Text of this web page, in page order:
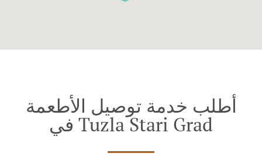
أطلب خدمة توصيل الأطعمة
في Tuzla Stari Grad